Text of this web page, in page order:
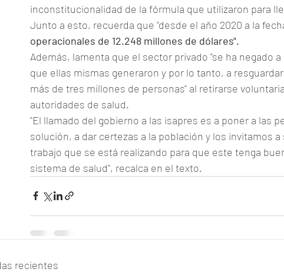
inconstitucionalidad de la fórmula que utilizaron para
Junto a esto, recuerda que "desde el año 2020 a la
operacionales de 12.248 millones de dólares".
Además, lamenta que el sector privado "se ha negado
que ellas mismas generaron y por lo tanto, a
más de tres millones de personas" al retirarse
autoridades de salud.
"El llamado del gobierno a las isapres es a poner a las
solución, a dar certezas a la población y los invitamos
trabajo que se está realizando para que este tenga
sistema de salud", recalca en el texto.
recientes